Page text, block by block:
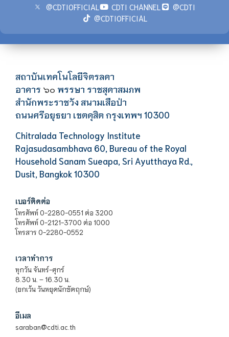
@CDTIOFFICIAL
CDTI CHANNEL
@CDTI
@CDTIOFFICIAL
สถาบันเทคโนโลยีจิตรลดา
อาคาร ๖๐ พรรษา ราชสุดาสมภพ
สำนักพระราชวัง สนามเสือป่า
ถนนศรีอยุธยา เขตดุสิต กรุงเทพฯ 10300
Chitralada Technology Institute
Rajasudasambhava 60, Bureau of the Royal
Household Sanam Sueapa, Sri Ayutthaya Rd.,
Dusit, Bangkok 10300
เบอร์ติดต่อ
โทรศัพท์ 0-2280-0551 ต่อ 3200
โทรศัพท์ 0-2121-3700 ต่อ 1000
โทรสาร 0-2280-0552
เวลาทำการ
ทุกวัน จันทร์-ศุกร์
8.30 น. – 16.30 น.
(ยกเว้น วันหยุดนักขัตฤกษ์)
อีเมล
saraban@cdti.ac.th